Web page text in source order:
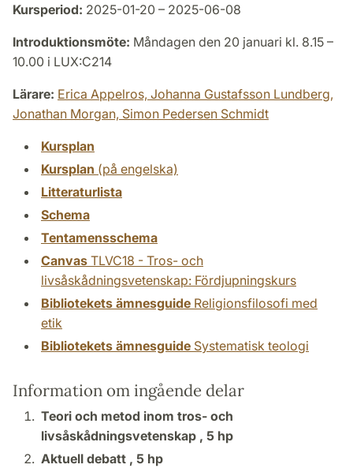
Kursperiod: 2025-01-20 – 2025-06-08
Introduktionsmöte: Måndagen den 20 januari kl. 8.15 –
10.00 i LUX:C214
Lärare: Erica Appelros, Johanna Gustafsson Lundberg,
Jonathan Morgan, Simon Pedersen Schmidt
Kursplan
Kursplan (på engelska)
Litteraturlista
Schema
Tentamensschema
Canvas TLVC18 - Tros- och
livsåskådningsvetenskap: Fördjupningskurs
Bibliotekets ämnesguide Religionsfilosofi med
etik
Bibliotekets ämnesguide Systematisk teologi
Information om ingående delar
Teori och metod inom tros- och
livsåskådningsvetenskap , 5 hp
Aktuell debatt , 5 hp